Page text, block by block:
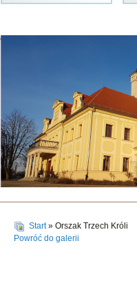
Start» Orszak Trzech Króli
Powróć do galerii